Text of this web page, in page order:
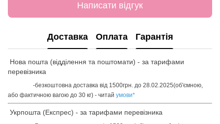
Написати відгук
Доставка Оплата Гарантія
Нова пошта (відділення та поштомати) - за тарифами
перевізника
-безкоштовна доставка від 1500грн. до 28.02.2025(об'ємною,
або фактичною вагою до 30 кг) - читай умови*
Укрпошта (Експрес) - за тарифами перевізника